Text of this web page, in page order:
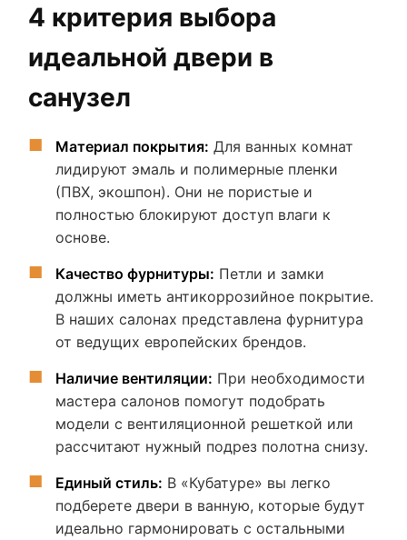
4 критерия выбора
идеальной двери в
санузел
Материал покрытия: Для ванных комнат
лидируют эмаль и полимерные пленки
(ПВХ, экошпон). Они не пористые и
полностью блокируют доступ влаги к
основе.
Качество фурнитуры: Петли и замки
должны иметь антикоррозийное покрытие.
В наших салонах представлена фурнитура
от ведущих европейских брендов.
Наличие вентиляции: При необходимости
мастера салонов помогут подобрать
модели с вентиляционной решеткой или
рассчитают нужный подрез полотна снизу.
Единый стиль: В «Кубатуре» вы легко
подберете двери в ванную, которые будут
идеально гармонировать с остальными